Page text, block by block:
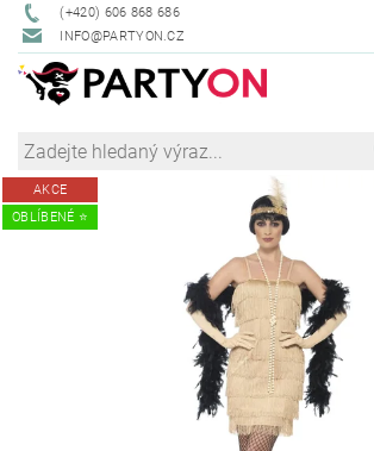
(+420) 606 868 686
INFO@PARTYON.CZ
AKCE
OBLÍBENÉ ⭐️